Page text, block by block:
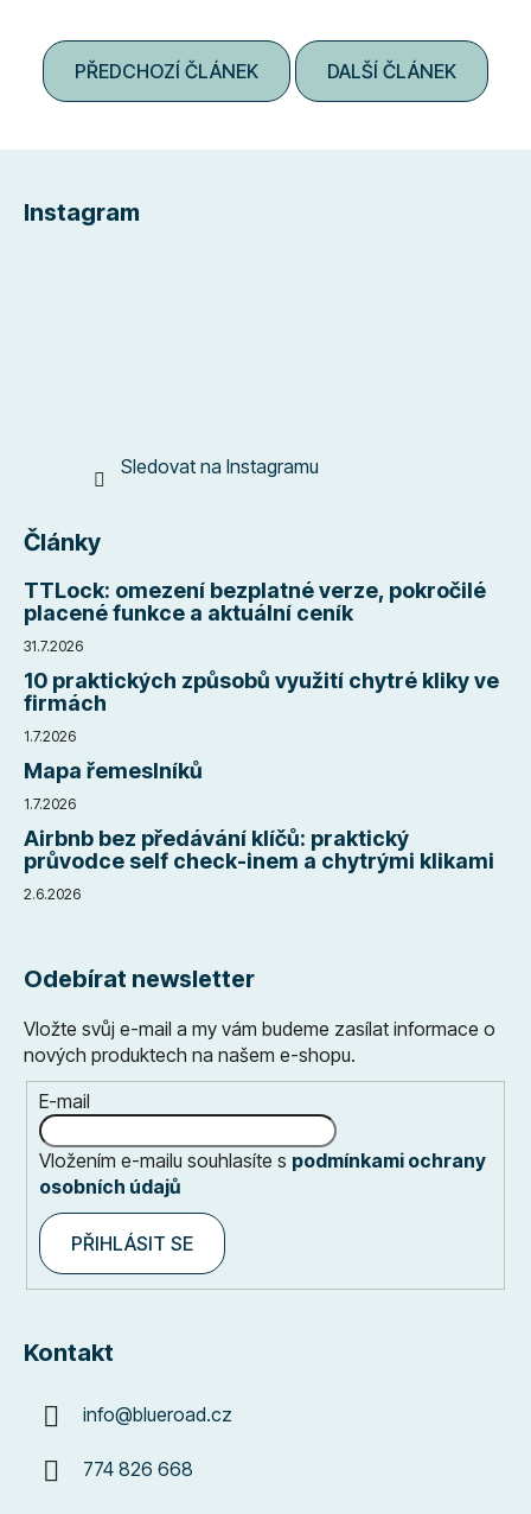
PŘEDCHOZÍ ČLÁNEK DALŠÍ ČLÁNEK
Instagram
Sledovat na Instagramu
Články
TTLock: omezení bezplatné verze, pokročilé
placené funkce a aktuální ceník
31.7.2026
10 praktických způsobů využití chytré kliky ve
firmách
1.7.2026
Mapa řemeslníků
1.7.2026
Airbnb bez předávání klíčů: praktický
průvodce self check-inem a chytrými klikami
2.6.2026
Odebírat newsletter
Vložte svůj e-mail a my vám budeme zasílat informace o
nových produktech na našem e-shopu.
E-mail
Vložením e-mailu souhlasíte s podmínkami ochrany
osobních údajů
PŘIHLÁSIT SE
Kontakt
info@blueroad.cz
774 826 668